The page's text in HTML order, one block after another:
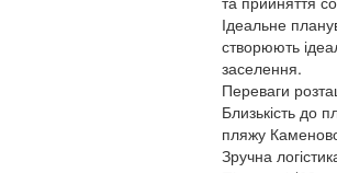
Ідеальне
створюють
заселення.
Переваги
Близькість до
пляжу
Зручна